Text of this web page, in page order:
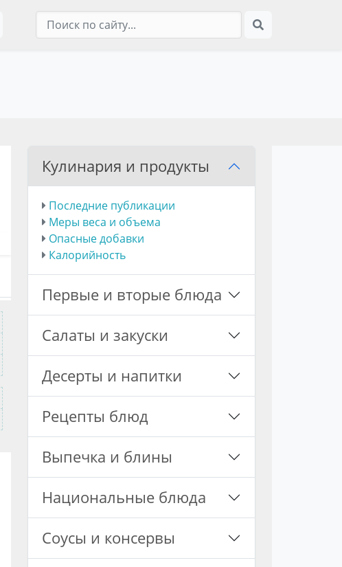
Кулинария и продукты
Последние публикации
Меры веса и объема
Опасные добавки
Калорийность
Первые и вторые блюда
Салаты и закуски
Десерты и напитки
Рецепты блюд
Выпечка и блины
Национальные блюда
Соусы и консервы